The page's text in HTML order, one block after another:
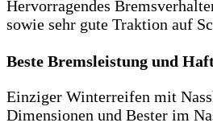
Hervorragendes
sowie sehr gute Traktion auf
Beste Bremsleistung und
Einziger Winterreifen mit
Dimensionen und Bester im